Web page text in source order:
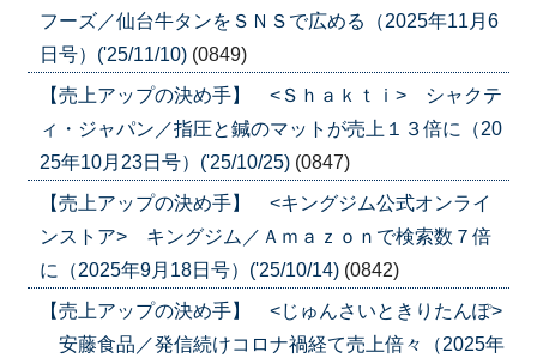
フーズ／仙台牛タンをＳＮＳで広める（2025年11月6
日号）('25/11/10) (0849)
【売上アップの決め手】 <Ｓｈａｋｔｉ> シャクテ
ィ・ジャパン／指圧と鍼のマットが売上１３倍に（20
25年10月23日号）('25/10/25) (0847)
【売上アップの決め手】 <キングジム公式オンライ
ンストア> キングジム／Ａｍａｚｏｎで検索数７倍
に（2025年9月18日号）('25/10/14) (0842)
【売上アップの決め手】 <じゅんさいときりたんぽ>
安藤食品／発信続けコロナ禍経て売上倍々（2025年